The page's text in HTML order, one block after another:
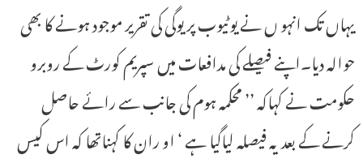
یہاں تک انہو ں نے یوٹیوب پر یوگی کی تقریر موجود ہونے کا بھی
حوالہ دیا۔اپنے فیصلے کی مدافعات میں سپریم کورٹ کے روبرو
حکومت نے کہاکہ ’’ محکمہ ہوم کی جانب سے رائے حاصل
کرنے کے بعد یہ فیصلہ لیاگیا ہے ‘ او ران کا کہناتھا کہ اس کیس